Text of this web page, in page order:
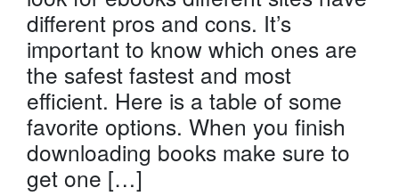
different pros and cons. It’s
important to know which ones are
the safest fastest and most
efficient. Here is a table of some
favorite options. When you finish
downloading books make sure to
get one […]